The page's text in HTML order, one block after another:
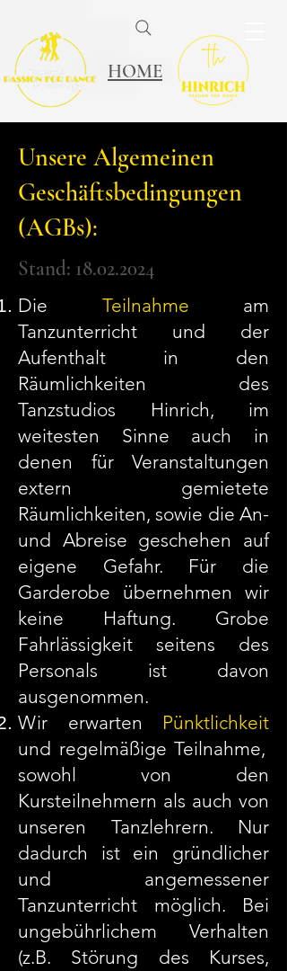
HOME
Unsere Algemeinen
Geschäftsbedingungen
(AGBs):
Stand: 18.02.2024
Die Teilnahme am
Tanzunterricht und der
Aufenthalt in den
Räumlichkeiten des
Tanzstudios Hinrich, im
weitesten Sinne auch in
denen für Veranstaltungen
extern gemietete
Räumlichkeiten, sowie die An-
und Abreise geschehen auf
eigene Gefahr. Für die
Garderobe übernehmen wir
keine Haftung. Grobe
Fahrlässigkeit seitens des
Personals ist davon
ausgenommen.
Wir erwarten Pünktlichkeit
und regelmäßige Teilnahme,
sowohl von den
Kursteilnehmern als auch von
unseren Tanzlehrern. Nur
dadurch ist ein gründlicher
und angemessener
Tanzunterricht möglich. Bei
ungebührlichem Verhalten
(z.B. Störung des Kurses,